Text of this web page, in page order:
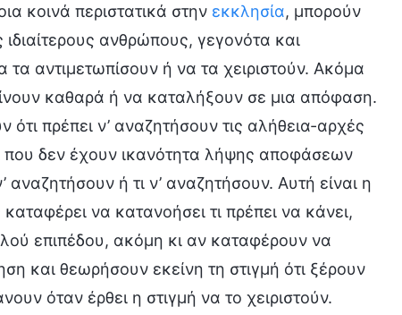
κοινά περιστατικά στην εκκλησία, μπορούν
ανθρώπους, γεγονότα και
αντιμετωπίσουν ή να τα χειριστούν. Ακόμα
καθαρά ή να καταλήξουν σε μια απόφαση.
πρέπει ν’ αναζητήσουν τις αλήθεια-αρχές
δεν έχουν ικανότητα λήψης αποφάσεων
ή τι ν’ αναζητήσουν. Αυτή είναι η
να κατανοήσει τι πρέπει να κάνει,
επιπέδου, ακόμη κι αν καταφέρουν να
και θεωρήσουν εκείνη τη στιγμή ότι ξέρουν
όταν έρθει η στιγμή να το χειριστούν.